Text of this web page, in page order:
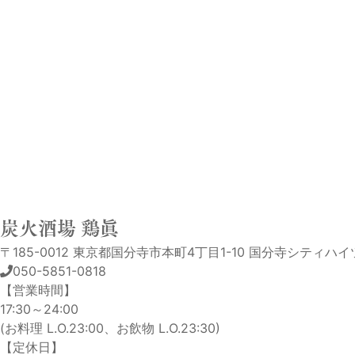
炭火酒場 鶏眞
〒185-0012 東京都国分寺市本町4丁目1-10 国分寺シティハイ
050-5851-0818
【営業時間】
17:30～24:00
(お料理 L.O.23:00、お飲物 L.O.23:30)
【定休日】